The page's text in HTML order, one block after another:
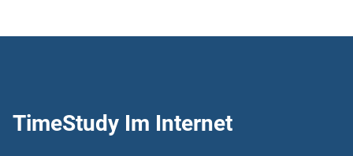
TimeStudy Im Internet